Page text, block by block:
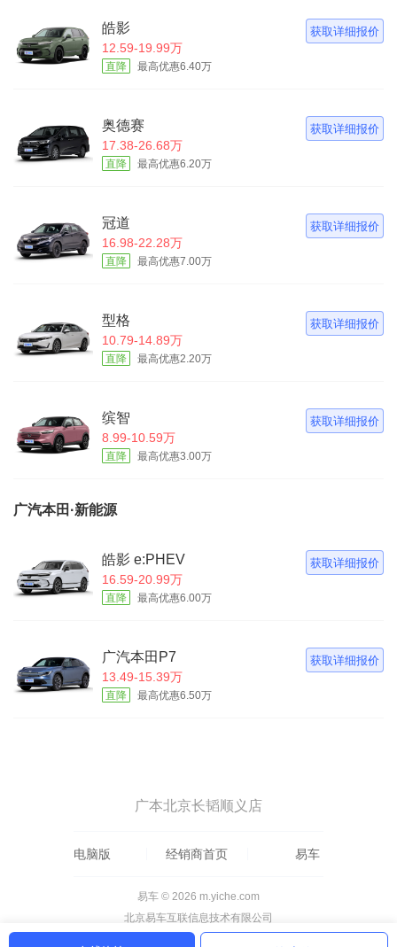
皓影
12.59-19.99万
直降 最高优惠6.40万
获取详细报价
奥德赛
17.38-26.68万
直降 最高优惠6.20万
获取详细报价
冠道
16.98-22.28万
直降 最高优惠7.00万
获取详细报价
型格
10.79-14.89万
直降 最高优惠2.20万
获取详细报价
缤智
8.99-10.59万
直降 最高优惠3.00万
获取详细报价
广汽本田·新能源
皓影 e:PHEV
16.59-20.99万
直降 最高优惠6.00万
获取详细报价
广汽本田P7
13.49-15.39万
直降 最高优惠6.50万
获取详细报价
广本北京长韬顺义店
电脑版 经销商首页 易车
易车 © 2026 m.yiche.com
北京易车互联信息技术有限公司